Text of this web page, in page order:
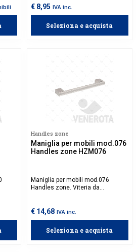
€ 8,95 IVA inc.
Seleziona e acquista
Handles zone
Maniglia per mobili mod.076
Handles zone HZM076
Maniglia per mobili mod.076
Handles zone. Viteria da
€ 14,68 IVA inc.
Seleziona e acquista